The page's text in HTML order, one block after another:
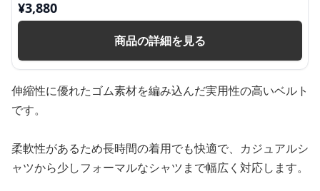
¥3,880
商品の詳細を見る
伸縮性に優れたゴム素材を編み込んだ実用性の高いベルト
です。
柔軟性があるため長時間の着用でも快適で、カジュアルシ
ャツから少しフォーマルなシャツまで幅広く対応します。